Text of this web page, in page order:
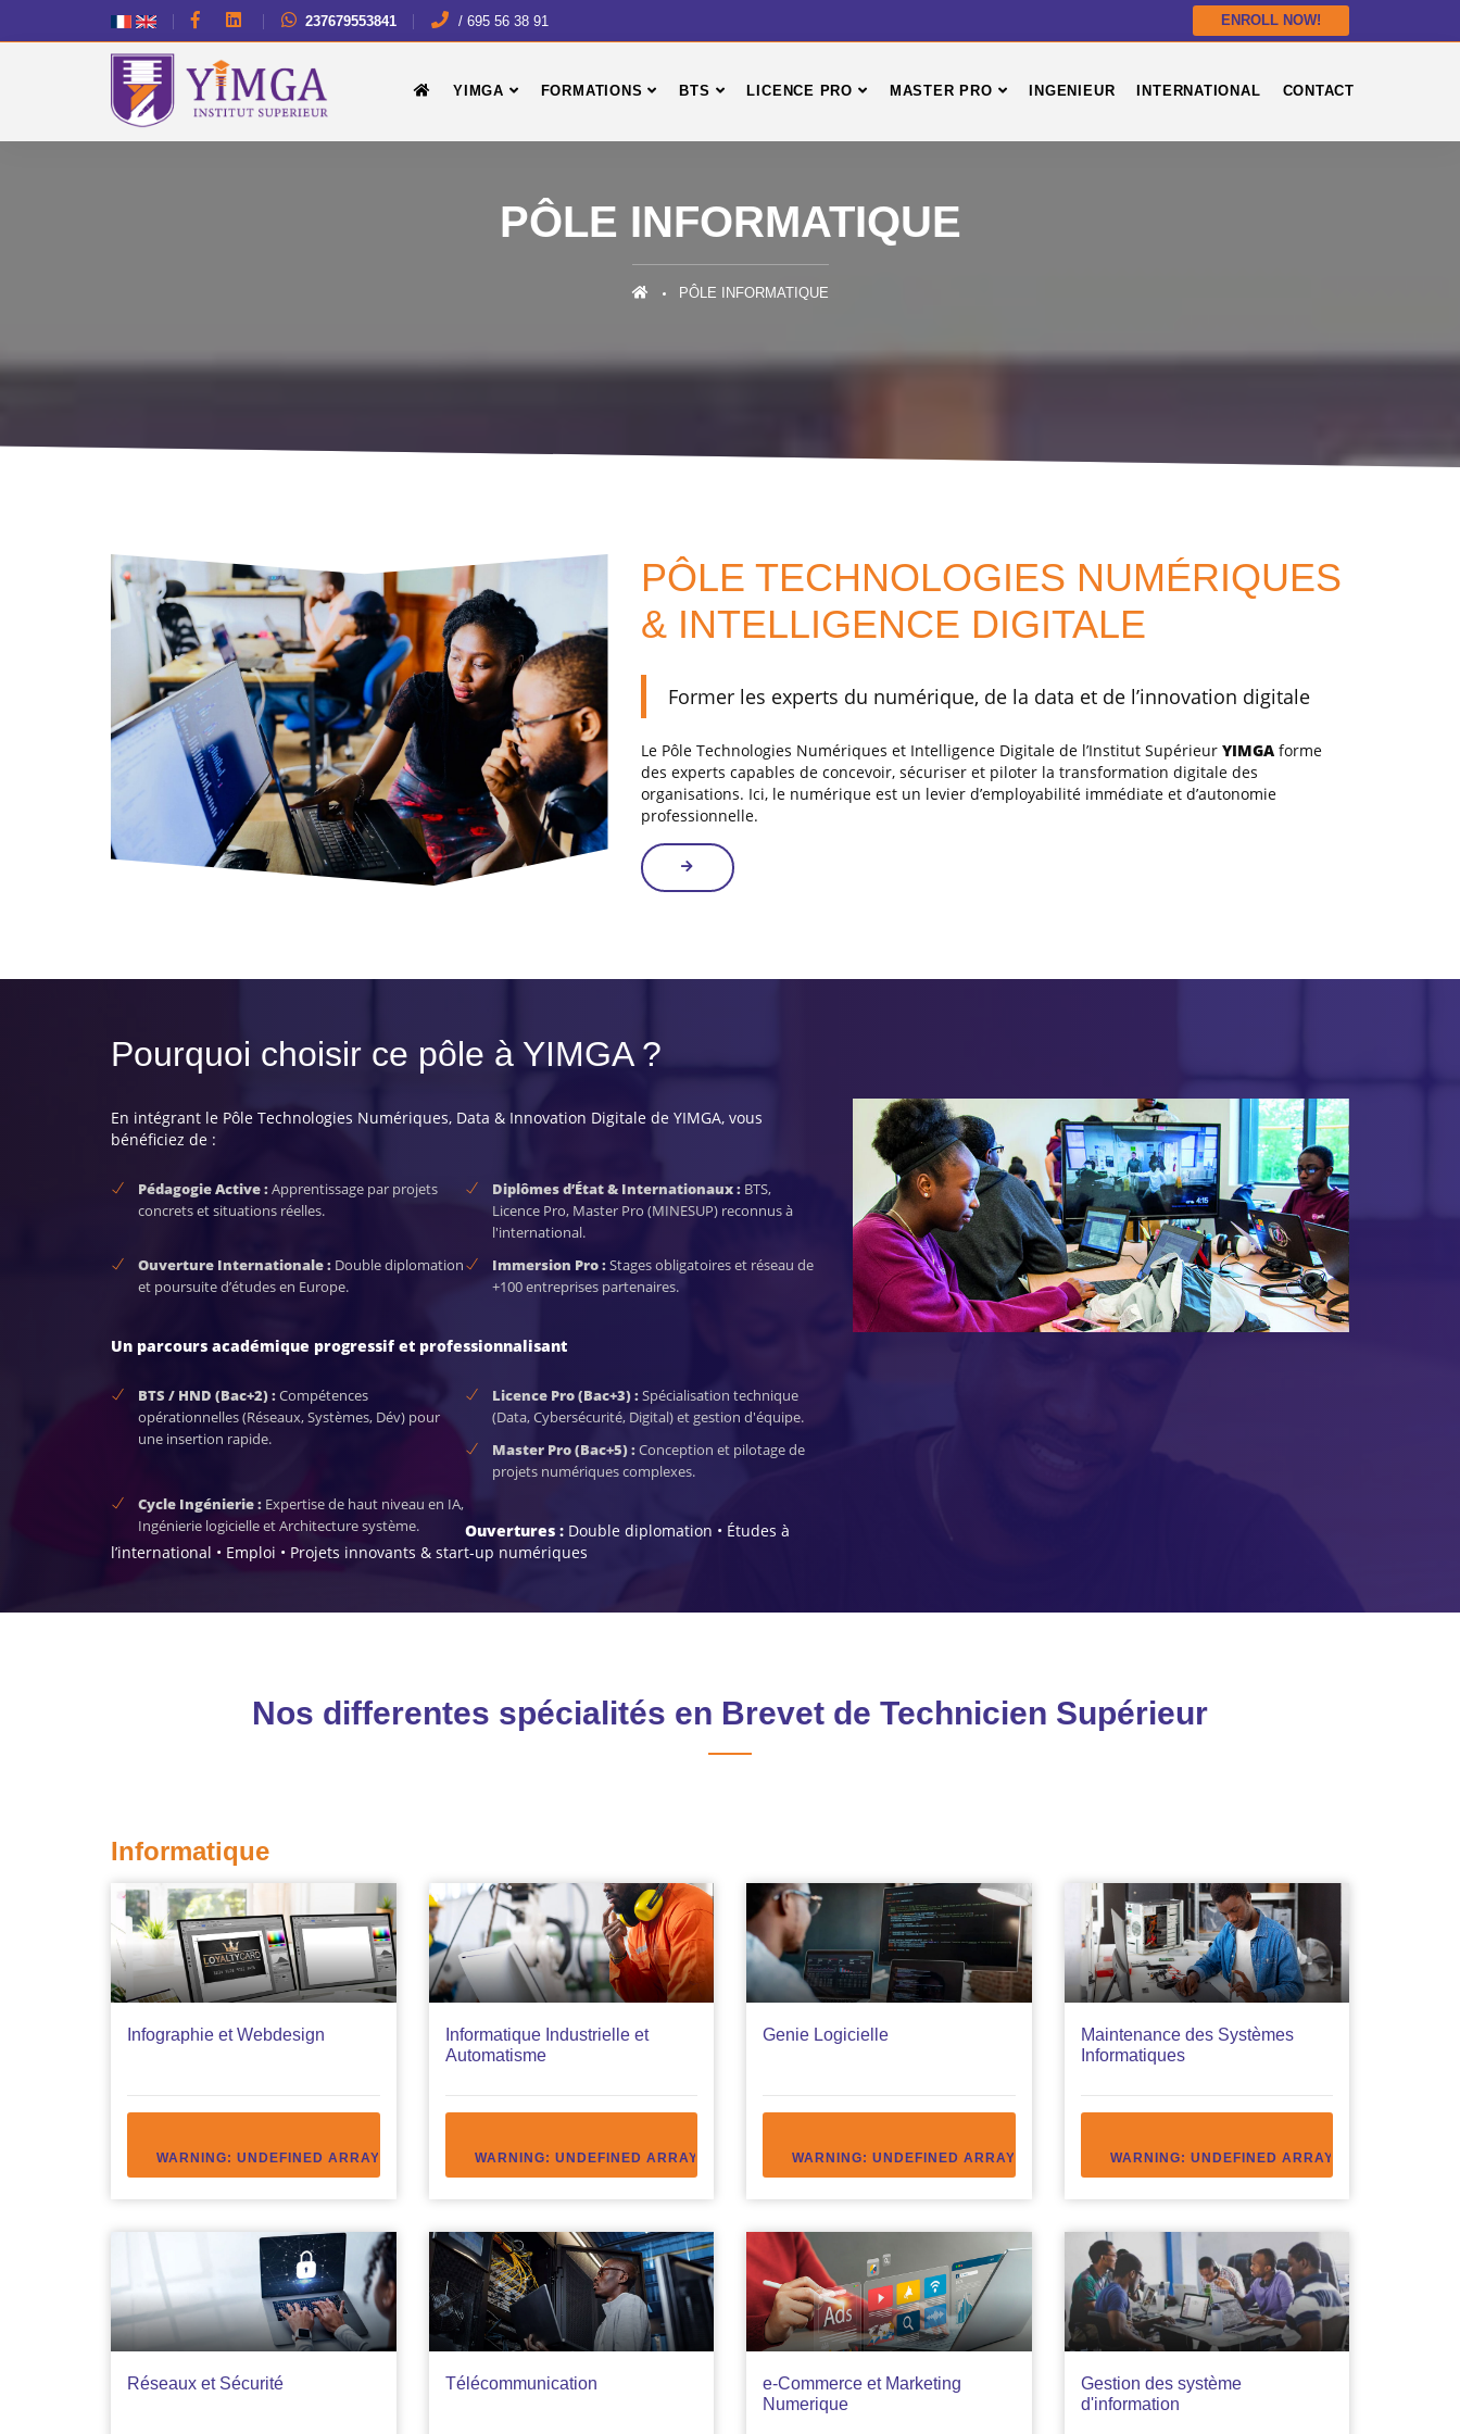
237679553841 / 695 56 38 91 ENROLL NOW!
YIMGA FORMATIONS BTS LICENCE PRO MASTER PRO INGENIEUR INTERNATIONAL CONTACT
PÔLE INFORMATIQUE
PÔLE INFORMATIQUE
PÔLE TECHNOLOGIES NUMÉRIQUES
& INTELLIGENCE DIGITALE
Former les experts du numérique, de la data et de l’innovation digitale
Le Pôle Technologies Numériques et Intelligence Digitale de l’Institut Supérieur YIMGAforme
des experts capables de concevoir, sécuriser et piloter la transformation digitale des
organisations. Ici, le numérique est un levier d’employabilité immédiate et d’autonomie
professionnelle.
Pourquoi choisir ce pôle à YIMGA ?
En intégrant le Pôle Technologies Numériques, Data & Innovation Digitale de YIMGA, vous
bénéficiez de :
Pédagogie Active :Apprentissage par projets
concrets et situations réelles.
Diplômes d’État & Internationaux : BTS,
Licence Pro, Master Pro (MINESUP) reconnus à
l'international.
Ouverture Internationale : Double diplomation
et poursuite d’études en Europe.
Immersion Pro :Stages obligatoires et réseau de
+100 entreprises partenaires.
Un parcours académique progressif et professionnalisant
BTS / HND (Bac+2) :Compétences
opérationnelles (Réseaux, Systèmes, Dév) pour
une insertion rapide.
Licence Pro (Bac+3) :Spécialisation technique
(Data, Cybersécurité, Digital) et gestion d'équipe.
Master Pro (Bac+5) : Conception et pilotage de
projets numériques complexes.
Cycle Ingénierie : Expertise de haut niveau en IA,
Ingénierie logicielle et Architecture système.
Ouvertures : Double diplomation • Études à
l’international • Emploi • Projets innovants & start-up numériques
Nos differentes spécialités en Brevet de Technicien Supérieur
Informatique
Infographie et Webdesign
WARNING: UNDEFINED ARRAY KEY "ACCEDEZ" IN/HOME/YIMS40006/PUBLIC_HTML/VIEWS/DEFAULT-FULL/FULL-THEME.PHP ON LINE 1451
Informatique Industrielle et
Automatisme
WARNING: UNDEFINED ARRAY KEY "ACCEDEZ" IN/HOME/YIMS40006/PUBLIC_HTML/VIEWS/DEFAULT-FULL/FULL-THEME.PHP
Genie Logicielle
WARNING: UNDEFINED ARRAY KEY "ACCEDEZ" IN/HOME/YIMS40006/PUBLIC_HTML/
Maintenance des Systèmes
Informatiques
WARNING: UNDEFINED ARRAY KEY
Réseaux et Sécurité Télécommunication
e-Commerce et Marketing
Numerique
Gestion des système
d'information